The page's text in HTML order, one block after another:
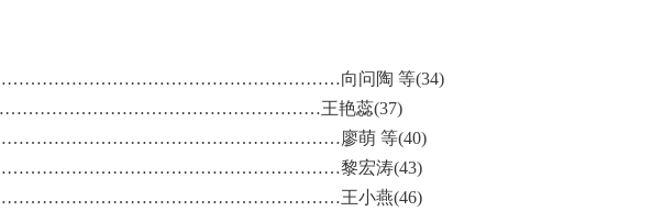
实施………………………………………………………向问陶 等(34)
略………………………………………………………王艳蕊(37)
实践………………………………………………………廖萌 等(40)
转型………………………………………………………黎宏涛(43)
对策………………………………………………………王小燕(46)